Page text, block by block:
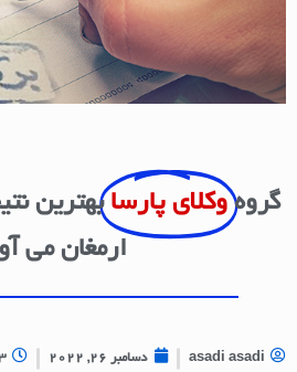
گروه وکلای پارسا بهترین
ارمغان می
asadi asadi دسامبر 26, 2022